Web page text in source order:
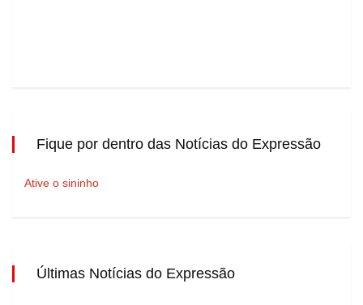
Fique por dentro das Notícias do Expressão
Ative o sininho
Últimas Notícias do Expressão